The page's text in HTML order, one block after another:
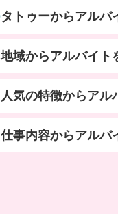
タトゥーからアルバ
地域からアルバイト
人気の特徴からアル
仕事内容からアルバ